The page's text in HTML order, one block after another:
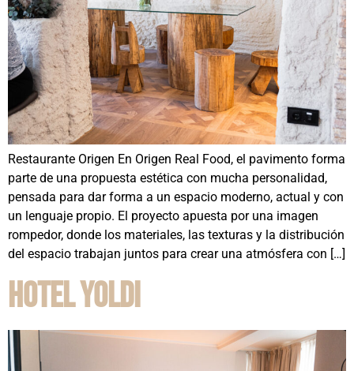
Restaurante Origen En Origen Real Food, el pavimento forma
parte de una propuesta estética con mucha personalidad,
pensada para dar forma a un espacio moderno, actual y con
un lenguaje propio. El proyecto apuesta por una imagen
rompedor, donde los materiales, las texturas y la distribución
del espacio trabajan juntos para crear una atmósfera con […]
Hotel Yoldi